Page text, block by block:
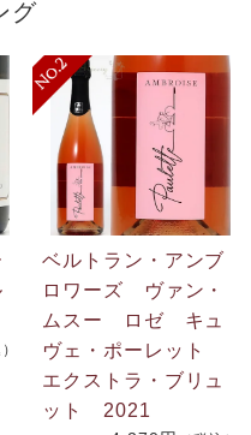
グ
ベルトラン・アンブ
ロワーズ ヴァン・
ムスー ロゼ キュ
ヴェ・ポーレット
エクストラ・ブリュ
ット 2021